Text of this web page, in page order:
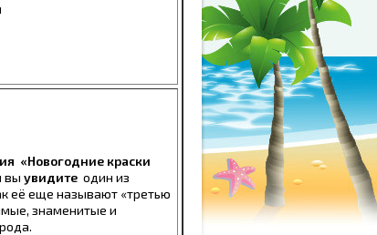
«Новогодние краски
вы увидите один из
её еще называют «третью
знаменитые и